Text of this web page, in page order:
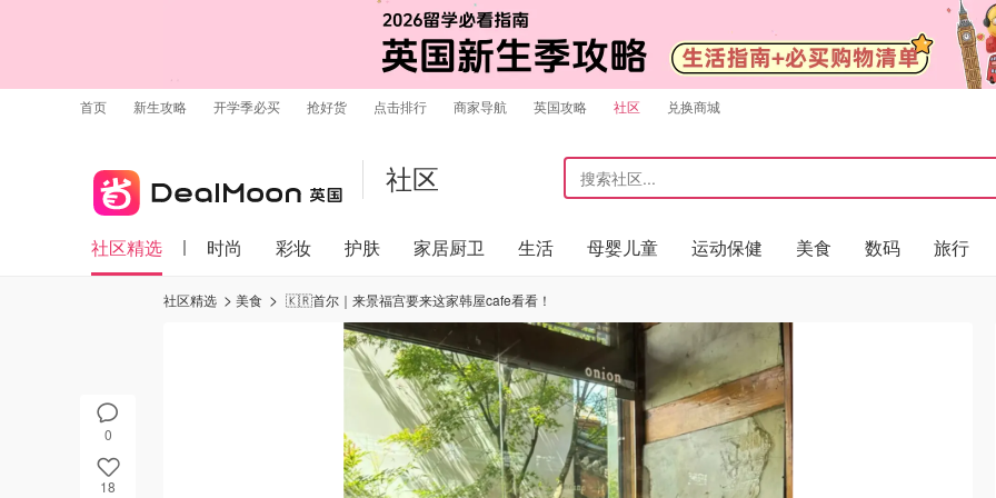
首页 新生攻略 开学季必买 抢好货 点击排行 商家导航 英国攻略 社区 兑换商城
社区
社区精选 时尚 彩妆 护肤 家居厨卫 生活 母婴儿童 运动保健 美食 数码 旅行
0
18
社区精选 美食 🇰🇷首尔｜来景福宫要来这家韩屋cafe看看！